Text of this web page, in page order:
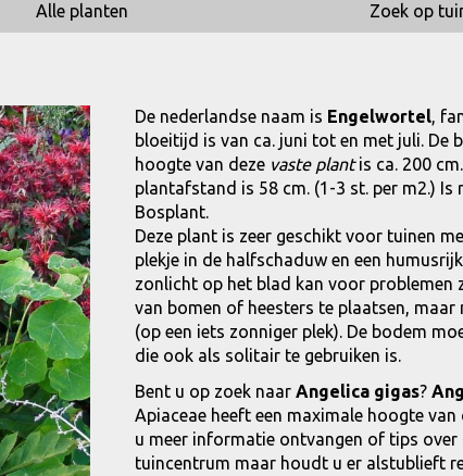
Alle planten Zoek op
De nederlandse naam is Engelwortel,
bloeitijd is van ca. juni tot en met juli. De
hoogte van deze vaste plantis ca. 200
plantafstand is 58 cm. (1-3 st. per m2.) Is
Bosplant.
Deze plant is zeer geschikt voor tuinen
plekje in de halfschaduw en een
zonlicht op het blad kan voor
van bomen of heesters te plaatsen,
(op een iets zonniger plek). De bodem
die ook als solitair te gebruiken is.
Bent u op zoek naar Angelica gigas?
Apiaceae heeft een maximale hoogte van
u meer informatie ontvangen of tips over
tuincentrum maar houdt u er alstublieft